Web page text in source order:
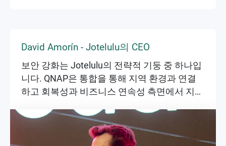
David Amorín - Jotelulu의 CEO
보안 강화는 Jotelulu의 전략적 기둥 중 하나입
니다. QNAP은 통합을 통해 지역 환경과 연결
하고 회복성과 비즈니스 연속성 측면에서 지속
IT 및 중소기업 부문에서 가치를 지속적으로
창출할 수 있는 좋은 기회입니다.